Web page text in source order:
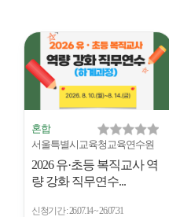
혼합
서울특별시교육청교육연수원
2026 유·초등 복직교사 역
량 강화 직무연수...
신청기간 26.07.14 ~ 26.07.31